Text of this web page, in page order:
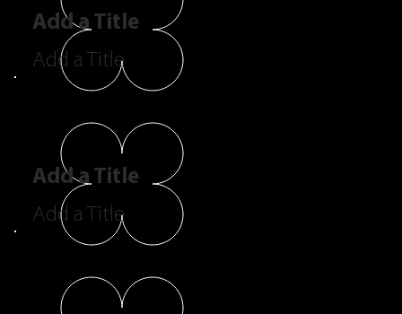
Add a Title
Add a Title
Add a Title
Add a Title